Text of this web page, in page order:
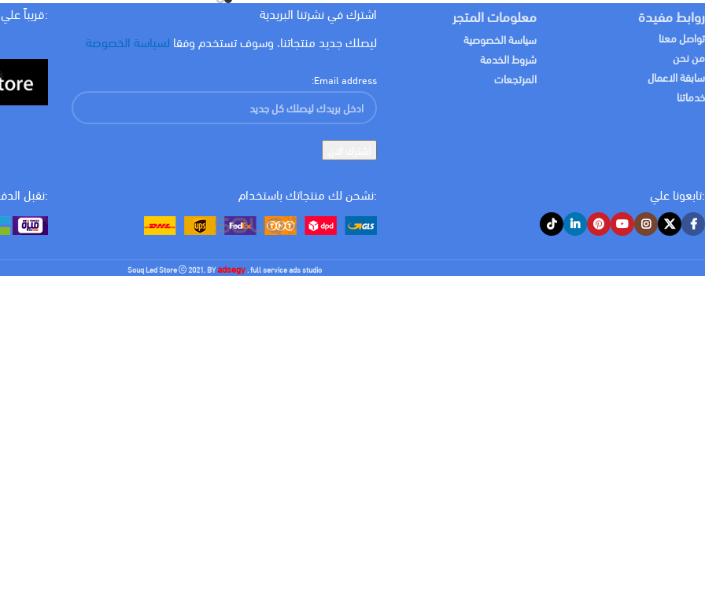
WATT
:قريباً علي
اشترك في نشرتنا البريدية
ليصلك جديد منتجاتنا، وسوف تستخدم وفقا لسياسة الخصوصة
Email address:
معلومات المتجر
سياسة الخصوصية
شروط الخدمة
المرتجعات
روابط مفيدة
تواصل معنا
من نحن
سابقة الاعمال
خدماتنا
:نقبل :نشحن لك منتجاتك باستخدام :تابعونا علي
Souq Led Store 2021. BYadsegy. full service ads studio